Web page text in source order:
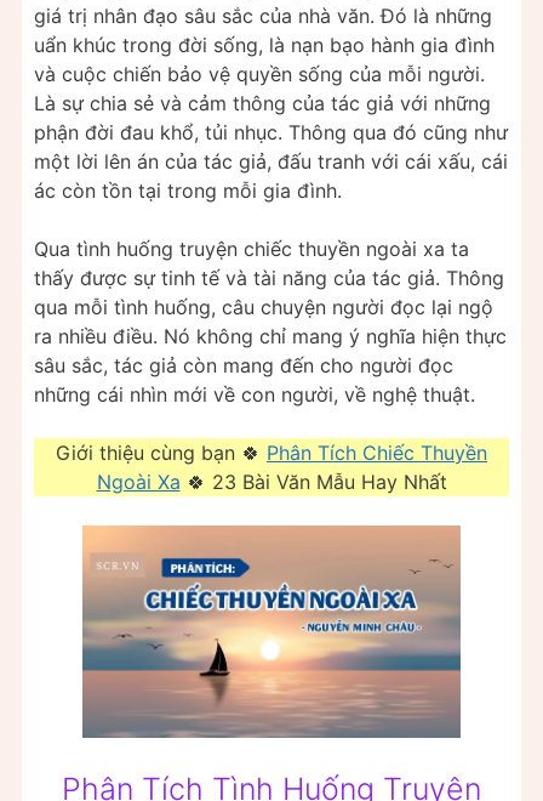
giá trị nhân đạo sâu sắc của nhà văn. Đó là những
uẩn khúc trong đời sống, là nạn bạo hành gia đình
và cuộc chiến bảo vệ quyền sống của mỗi người.
Là sự chia sẻ và cảm thông của tác giả với những
phận đời đau khổ, tủi nhục. Thông qua đó cũng như
một lời lên án của tác giả, đấu tranh với cái xấu, cái
ác còn tồn tại trong mỗi gia đình.
Qua tình huống truyện chiếc thuyền ngoài xa ta
thấy được sự tinh tế và tài năng của tác giả. Thông
qua mỗi tình huống, câu chuyện người đọc lại ngộ
ra nhiều điều. Nó không chỉ mang ý nghĩa hiện thực
sâu sắc, tác giả còn mang đến cho người đọc
những cái nhìn mới về con người, về nghệ thuật.
Giới thiệu cùng bạn 🍀 Phân Tích Chiếc Thuyền
Ngoài Xa 🍀 23 Bài Văn Mẫu Hay Nhất
Phân Tích Tình Huống Truyện